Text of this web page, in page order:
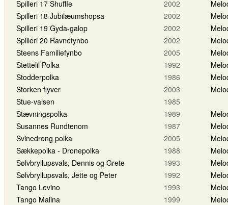
Spilleri 17 Shuffle
2002
Spilleri 18 Jubilæumshopsa
2002
Spilleri 19 Gyda-galop
2002
Spilleri 20 Ravnefynbo
2002
Steens Familiefynbo
2005
Stettelil Polka
1992
Stodderpolka
1986
Storken flyver
2003
Stue-valsen
1985
Stævningspolka
1989
Susannes Rundtenom
1987
Svinedreng polka
2005
Sækkepolka - Dronepolka
1988
Sølvbryllupsvals, Dennis og Grete
1993
Sølvbryllupsvals, Jette og Peter
1992
Tango Levino
1993
Tango Malina
1999